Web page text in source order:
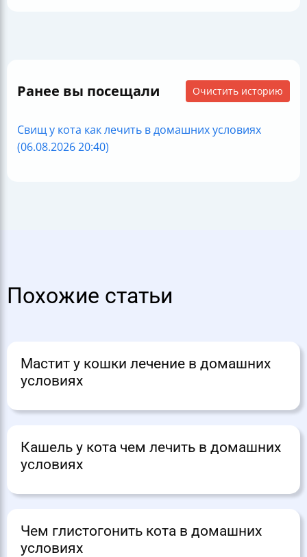
Ранее вы посещали Очистить историю
Свищ у кота как лечить в домашних условиях
(06.08.2026 20:40)
Похожие статьи
Мастит у кошки лечение в домашних
условиях
Кашель у кота чем лечить в домашних
условиях
Чем глистогонить кота в домашних
условиях